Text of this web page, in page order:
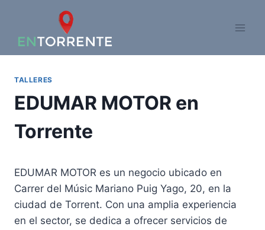
contenido
TALLERES
EDUMAR MOTOR en
Torrente
EDUMAR MOTOR es un negocio ubicado en
Carrer del Músic Mariano Puig Yago, 20, en la
ciudad de Torrent. Con una amplia experiencia
en el sector, se dedica a ofrecer servicios de